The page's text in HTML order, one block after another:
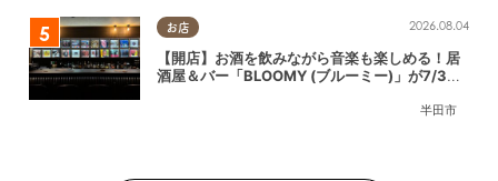
お店
半田市
2026.08.04
【開店】お酒を飲みながら音楽も楽しめる！居
酒屋＆バー「BLOOMY (ブルーミー)」が7/3